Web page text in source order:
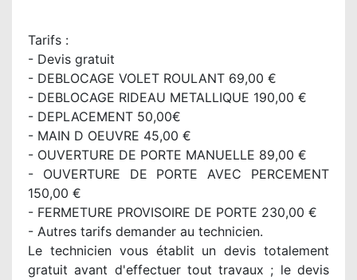
Tarifs :
- Devis gratuit
- DEBLOCAGE VOLET ROULANT 69,00 €
- DEBLOCAGE RIDEAU METALLIQUE 190,00 €
- DEPLACEMENT 50,00€
- MAIN D OEUVRE 45,00 €
- OUVERTURE DE PORTE MANUELLE 89,00 €
- OUVERTURE DE PORTE AVEC PERCEMENT
150,00 €
- FERMETURE PROVISOIRE DE PORTE 230,00 €
- Autres tarifs demander au technicien.
Le technicien vous établit un devis totalement
gratuit avant d'effectuer tout travaux ; le devis